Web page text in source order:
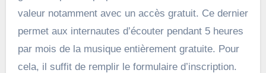
valeur notamment avec un accès gratuit. Ce dernier
permet aux internautes d’écouter pendant 5 heures
par mois de la musique entièrement gratuite. Pour
cela, il suffit de remplir le formulaire d’inscription.